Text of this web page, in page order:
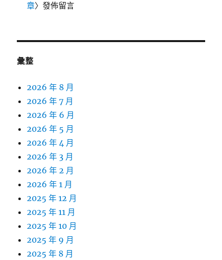
章〉發佈留言
彙整
2026 年 8 月
2026 年 7 月
2026 年 6 月
2026 年 5 月
2026 年 4 月
2026 年 3 月
2026 年 2 月
2026 年 1 月
2025 年 12 月
2025 年 11 月
2025 年 10 月
2025 年 9 月
2025 年 8 月